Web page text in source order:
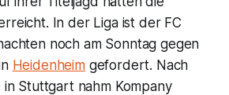
In der Liga ist der FC
noch am Sonntag gegen
Heidenheimgefordert. Nach
in Stuttgart nahm Kompany